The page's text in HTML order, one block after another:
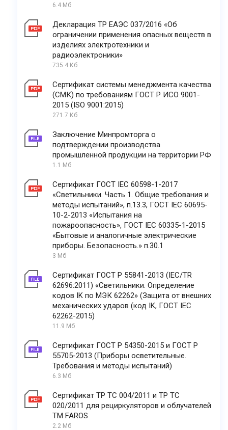
6.4 Мб
Декларация ТР ЕАЭС 037/2016 «Об
ограничении применения опасных веществ в
изделиях электротехники и
радиоэлектроники»
735.4 Кб
Сертификат системы менеджмента качества
(СМК) по требованиям ГОСТ Р ИСО 9001-
2015 (ISO 9001:2015)
271.7 Кб
Заключение Минпромторга о
подтверждении производства
промышленной продукции на территории РФ
1.1 Мб
Сертификат ГОСТ IEC 60598-1-2017
«Светильники. Часть 1. Общие требования и
методы испытаний», п.13.3, ГОСТ IEC 60695-
10-2-2013 «Испытания на
пожароопасность», ГОСТ IEC 60335-1-2015
«Бытовые и аналогичные электрические
приборы. Безопасность.» п.30.1
3 Мб
Сертификат ГОСТ Р 55841-2013 (IEC/TR
62696:2011) «Светильники. Определение
кодов IK по МЭК 62262» (Защита от внешних
механических ударов (код IK, ГОСТ IEC
62262-2015)
11.9 Мб
Сертификат ГОСТ Р 54350-2015 и ГОСТ Р
55705-2013 (Приборы осветительные.
Требования и методы испытаний)
6.3 Мб
Сертификат ТР ТС 004/2011 и ТР ТС
020/2011 для рециркуляторов и облучателей
ТМ FAROS
2.2 Мб